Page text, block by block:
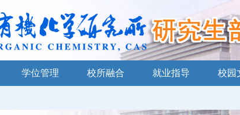
学位管理 校所融合 就业指导 校园